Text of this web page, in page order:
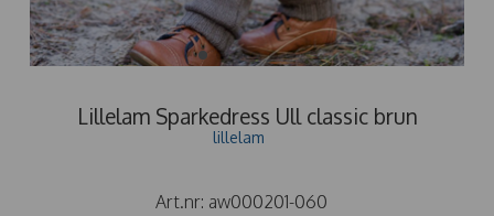
Lillelam Sparkedress Ull classic brun
lillelam
Art.nr: aw000201-060